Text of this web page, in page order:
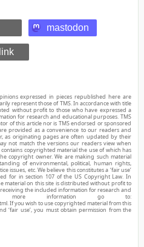
mastodon
expressed in pieces republished here are
represent those of TMS. In accordance with title
without profit to those who have expressed a
for research and educational purposes. TMS
of this article nor is TMS endorsed or sponsored
provided as a convenience to our readers and
as originating pages are often updated by their
not match the versions our readers view when
contains copyrighted material the use of which has
copyright owner. We are making such material
of environmental, political, human rights,
issues, etc. We believe this constitutes a ‘fair use’
for in section 107 of the US Copyright Law. In
material on this site is distributed without profit to
the included information for research and
more information go to:
If you wish to use copyrighted material from this
‘fair use’, you must obtain permission from the